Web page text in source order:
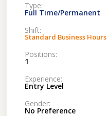
Type:
Full Time/Permanent
Shift:
Standard Business Hours
Positions:
1
Experience:
Entry Level
Gender:
No Preference